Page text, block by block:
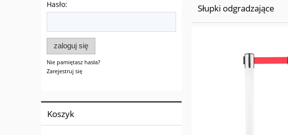
Hasło:
zaloguj się
Nie pamiętasz hasła?
Zarejestruj się
Koszyk
Słupki odgradzające